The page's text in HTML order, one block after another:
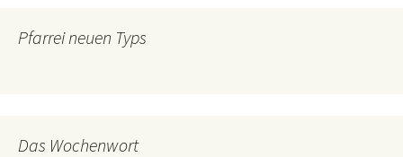
Pfarrei neuen Typs
Das Wochenwort